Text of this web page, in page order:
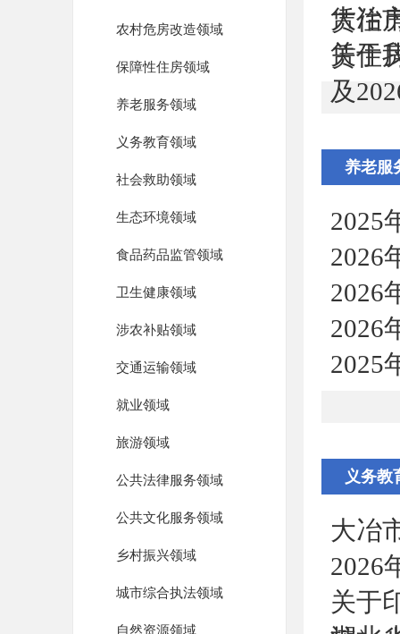
农村危房改造领域
保障性住房领域
养老服务领域
义务教育领域
社会救助领域
生态环境领域
食品药品监管领域
卫生健康领域
涉农补贴领域
交通运输领域
就业领域
旅游领域
公共法律服务领域
公共文化服务领域
乡村振兴领域
城市综合执法领域
自然资源领域
赁住
大冶
赁住
关于
及
养老服
2025
2026
2026
2026
2025
义务教
大冶
2026
关于